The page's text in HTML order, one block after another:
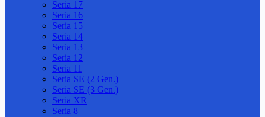
Seria 17
Seria 16
Seria 15
Seria 14
Seria 13
Seria 12
Seria 11
Seria SE (2 Gen.)
Seria SE (3 Gen.)
Seria XR
Seria 8